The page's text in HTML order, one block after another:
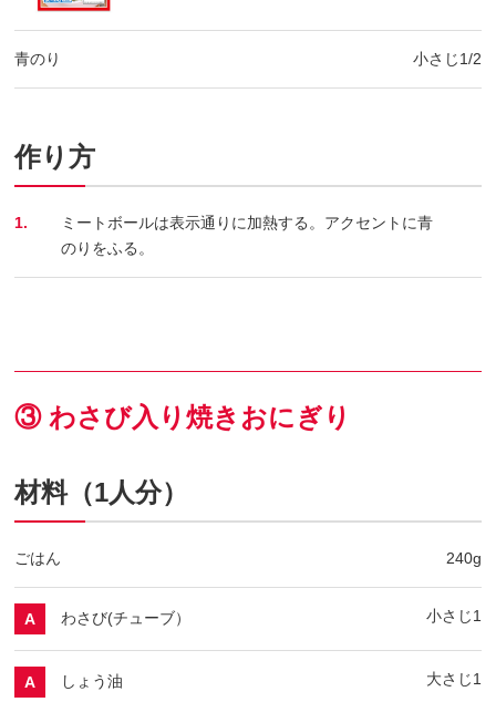
青のり 小さじ1/2
作り方
1.
ミートボールは表示通りに加熱する。アクセントに青
のりをふる。
③ わさび入り焼きおにぎり
材料（1人分）
ごはん 240g
A わさび(チューブ） 小さじ1
A しょう油 大さじ1